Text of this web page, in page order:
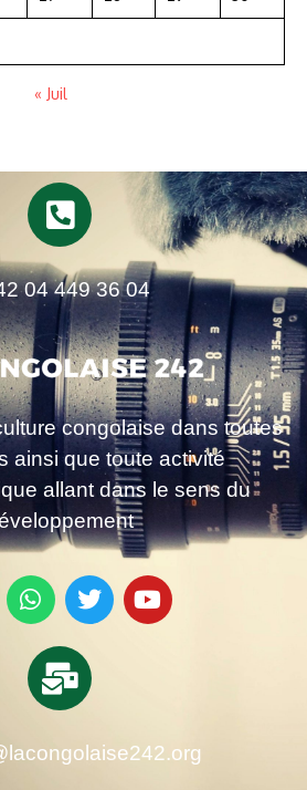
« Juil
04 449 36 04
congolaise dans toutes
ainsi que toute activité
allant dans le sens du